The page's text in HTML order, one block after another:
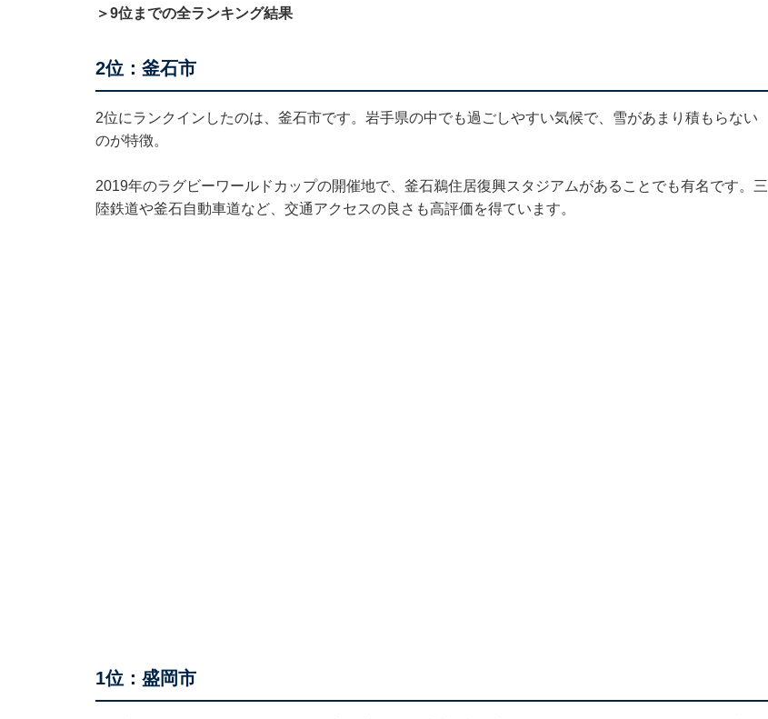
＞9位までの全ランキング結果
2位：釜石市
2位にランクインしたのは、釜石市です。岩手県の中でも過ごしやすい気候で、雪があまり積もらない
のが特徴。
2019年のラグビーワールドカップの開催地で、釜石鵜住居復興スタジアムがあることでも有名です。三
陸鉄道や釜石自動車道など、交通アクセスの良さも高評価を得ています。
1位：盛岡市